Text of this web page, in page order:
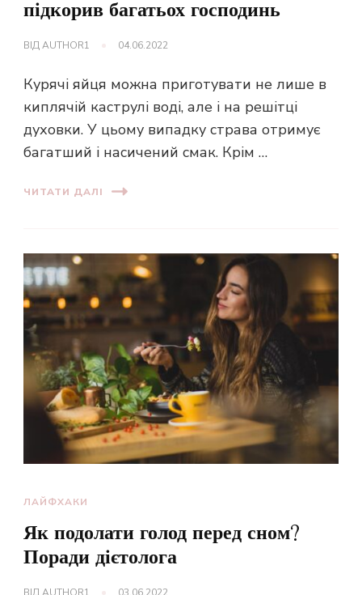
підкорив багатьох господинь
ВІДAUTHOR1 04.06.2022
Курячі яйця можна приготувати не лише в
киплячій каструлі воді, але і на решітці
духовки. У цьому випадку страва отримує
багатший і насичений смак. Крім …
ЧИТАТИ ДАЛІ
ЛАЙФХАКИ
Як подолати голод перед сном?
Поради дієтолога